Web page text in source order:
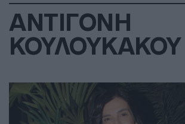
ΑΝΤΙΓΟΝΗ
ΚΟΥΛΟΥΚΑΚΟΥ